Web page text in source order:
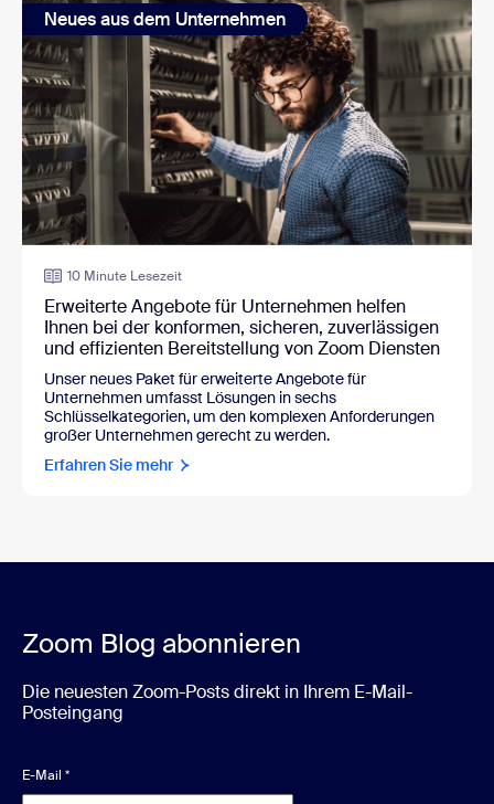
Neues aus dem Unternehmen
10 Minute Lesezeit
Erweiterte Angebote für Unternehmen helfen
Ihnen bei der konformen, sicheren, zuverlässigen
und effizienten Bereitstellung von Zoom Diensten
Unser neues Paket für erweiterte Angebote für
Unternehmen umfasst Lösungen in sechs
Schlüsselkategorien, um den komplexen Anforderungen
großer Unternehmen gerecht zu werden.
Erfahren Sie mehr
Zoom Blog abonnieren
Die neuesten Zoom-Posts direkt in Ihrem E-Mail-
Posteingang
E-Mail *